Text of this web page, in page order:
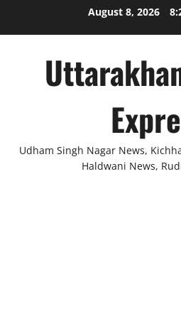
August 8, 2026
Udham Singh Nagar News,
Haldwani News,